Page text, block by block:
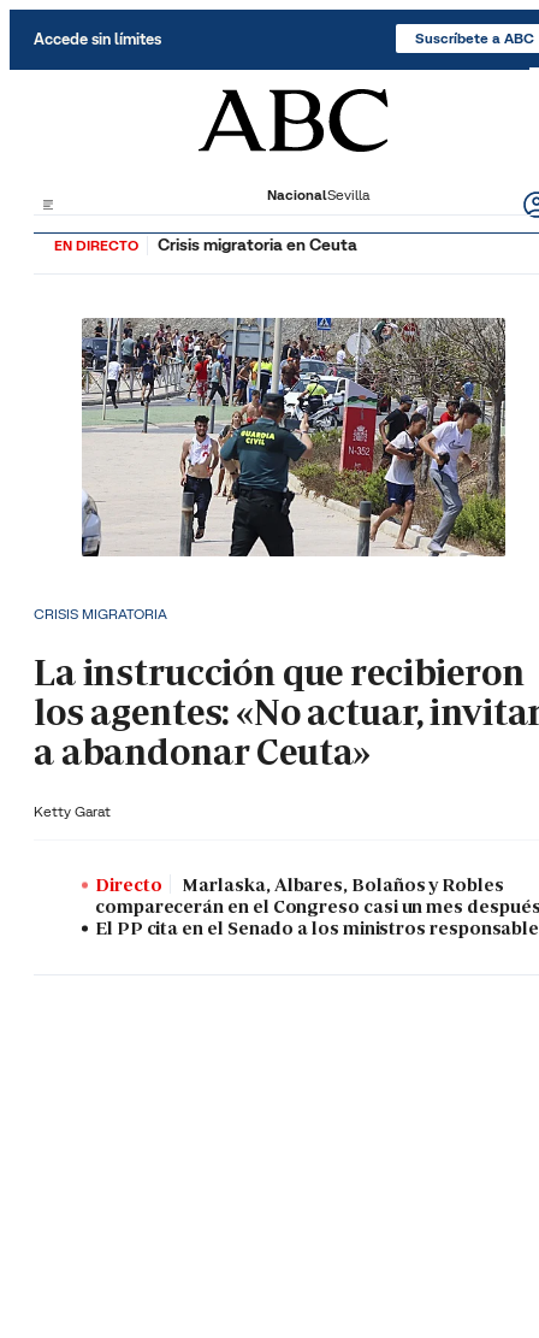
Accede sin límites Suscríbete a ABC
NacionalSevilla
EN DIRECTO Crisis migratoria en Ceuta
CRISIS MIGRATORIA
La instrucción que recibieron
los agentes: «No actuar,
a abandonar Ceuta»
Ketty Garat
Directo
Marlaska, Albares, Bolaños y Robles
comparecerán en el Congreso casi un mes
El PP cita en el Senado a los ministros